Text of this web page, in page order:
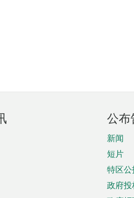
公布
新闻
短片
特区公
政府